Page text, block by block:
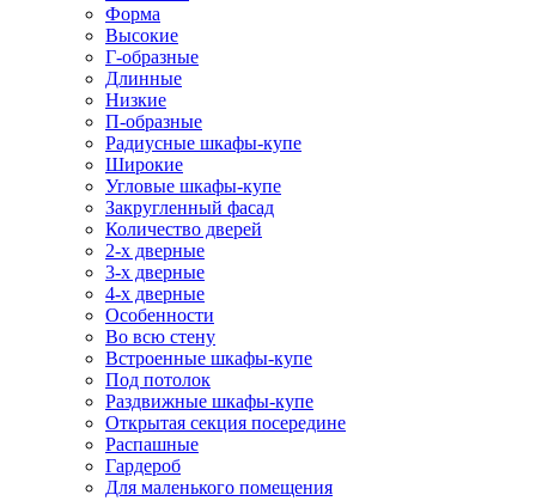
Форма
Высокие
Г-образные
Длинные
Низкие
П-образные
Радиусные шкафы-купе
Широкие
Угловые шкафы-купе
Закругленный фасад
Количество дверей
2-х дверные
3-х дверные
4-х дверные
Особенности
Во всю стену
Встроенные шкафы-купе
Под потолок
Раздвижные шкафы-купе
Открытая секция посередине
Распашные
Гардероб
Для маленького помещения